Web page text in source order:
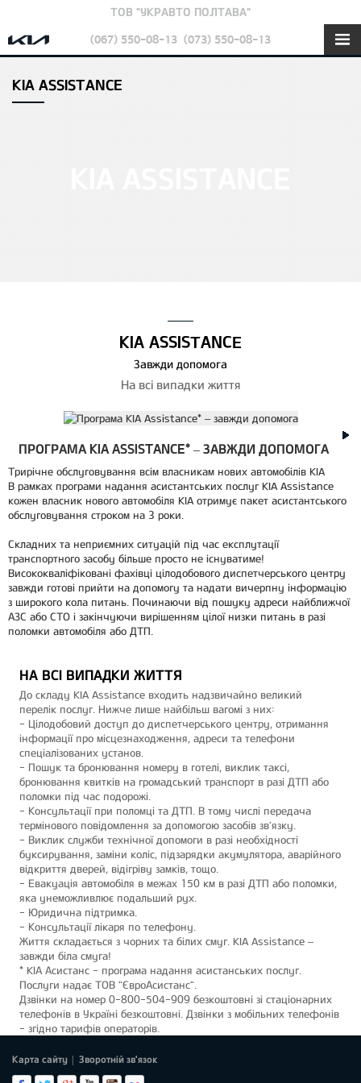
ТОВ "УКРАВТО ПОЛТАВА"
(067) 550-08-13 (073) 550-08-13
KIA ASSISTANCE
KIA ASSISTANCE
Завжди допомога
На всі випадки життя
ПРОГРАМА KIA ASSISTANCE* – ЗАВЖДИ ДОПОМОГА
Трирічне обслуговування всім власникам нових автомобілів KIA
В рамках програми надання асистантських послуг KIA Assistance
кожен власник нового автомобіля KIA отримує пакет асистантського
обслуговування строком на 3 роки.
Складних та неприємних ситуацій під час експлутації
транспортного засобу більше просто не існуватиме!
Висококваліфіковані фахівці цілодобового диспетчерського центру
завжди готові прийти на допомогу та надати вичерпну інформацію
з широкого кола питань. Починаючи від пошуку адреси найближчої
АЗС або СТО і закінчуючи вирішенням цілої низки питань в разі
поломки автомобіля або ДТП.
НА ВСІ ВИПАДКИ ЖИТТЯ
До складу KIA Assistance входить надзвичайно великий
перелік послуг. Нижче лише найбільш вагомі з них:
- Цілодобовий доступ до диспетчерського центру, отримання
інформації про місцезнаходження, адреси та телефони
спеціалізованих установ.
- Пошук та бронювання номеру в готелі, виклик таксі,
бронювання квитків на громадський транспорт в разі ДТП або
поломки під час подорожі.
- Консультації при поломці та ДТП. В тому числі передача
термінового повідомлення за допомогою засобів зв’язку.
- Виклик служби технічної допомоги в разі необхідності
буксирування, заміни коліс, підзарядки акумулятора, аварійного
відкриття дверей, відігріву замків, тощо.
- Евакуація автомобіля в межах 150 км в разі ДТП або поломки,
яка унеможливлює подальший рух.
- Юридична підтримка.
- Консультації лікаря по телефону.
Життя складається з чорних та білих смуг. KIA Assistance –
завжди біла смуга!
* KІА Асистанс - програма надання асистанських послуг.
Послуги надає ТОВ "ЄвроАсистанс".
Дзвінки на номер 0-800-504-909 безкоштовні зі стаціонарних
телефонів в Україні безкоштовні. Дзвінки з мобільних телефонів
- згідно тарифів операторів.
Карта сайту Зворотній зв'язок